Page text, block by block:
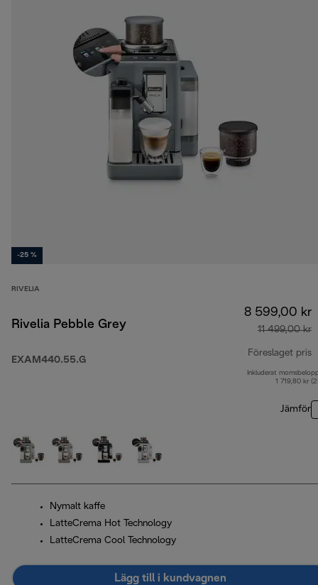
-25 %
RIVELIA
Rivelia Pebble Grey
EXAM440.55.G
8 599,00 kr
11 499,00 kr
Föreslaget pris
Inkluderat
1 719,80 kr
Jämför
Nymalt kaffe
LatteCrema Hot Technology
LatteCrema Cool Technology
Lägg till i kundvagnen